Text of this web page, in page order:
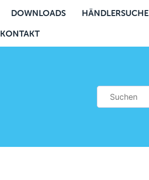
DOWNLOADS HÄNDLERSUCHE
KONTAKT